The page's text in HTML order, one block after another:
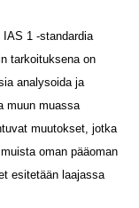
1 -standardia
tarkoituksena on
analysoida ja
muun muassa
muutokset, jotka
oman pääoman
esitetään laajassa